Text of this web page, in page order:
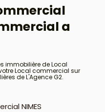
a
immobilière de Local
Local commercial sur
de L'Agence G2.
NIMES